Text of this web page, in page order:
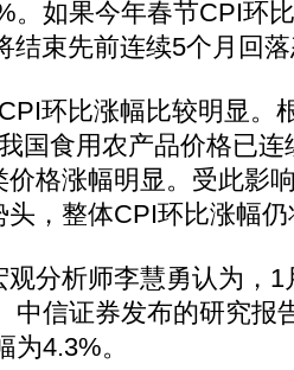
。如果今年春节CPI环
结束先前连续5个月回
环比涨幅比较明显。
国食用农产品价格已
格涨幅明显。受此影
，整体CPI环比涨幅
析师李慧勇认为，1
中信证券发布的研究报
4.3%。